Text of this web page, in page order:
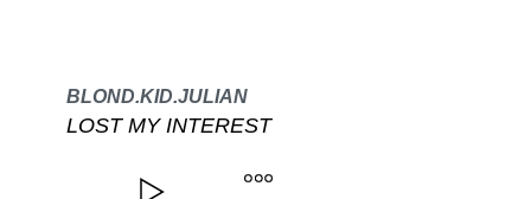
BLOND.KID.JULIAN
LOST MY INTEREST